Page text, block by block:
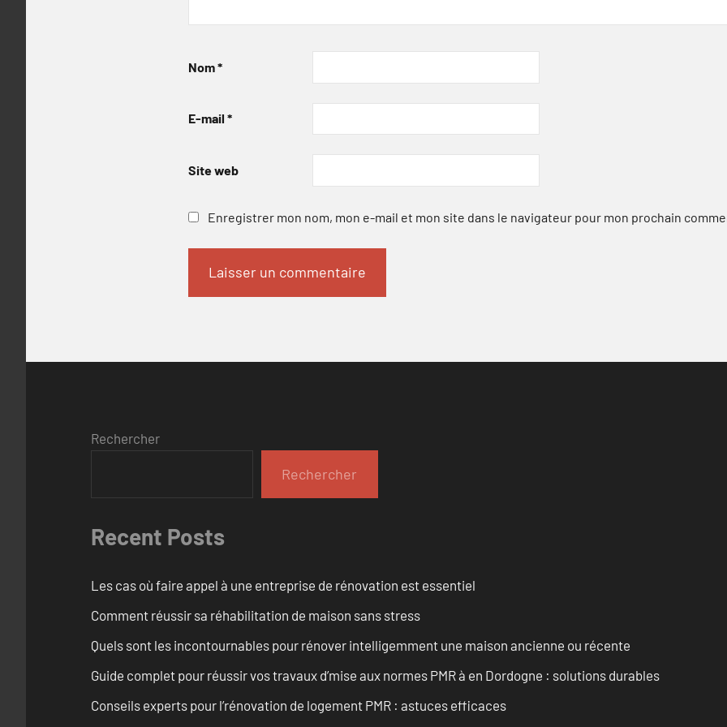
Nom*
E-mail *
Site web
Enregistrer mon nom, mon e-mail et mon site dans le navigateur pour mon prochain
Rechercher
Rechercher
Recent Posts
Les cas où faire appel à une entreprise de rénovation est essentiel
Comment réussir sa réhabilitation de maison sans stress
Quels sont les incontournables pour rénover intelligemment une maison ancienne ou récente
Guide complet pour réussir vos travaux d’mise aux normes PMR à en Dordogne : solutions durables
Conseils experts pour l’rénovation de logement PMR : astuces efficaces